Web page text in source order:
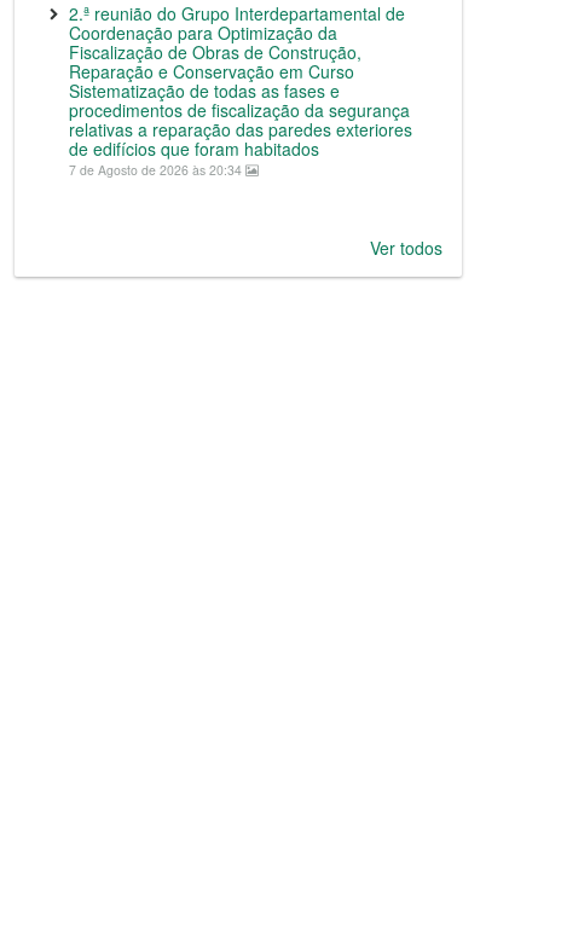
2.ª reunião do Grupo Interdepartamental de
Coordenação para Optimização da
Fiscalização de Obras de Construção,
Reparação e Conservação em Curso
Sistematização de todas as fases e
procedimentos de fiscalização da segurança
relativas a reparação das paredes exteriores
de edifícios que foram habitados
7 de Agosto de 2026 às 20:34
Ver todos